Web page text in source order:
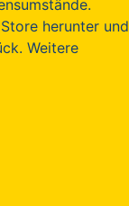
herunter und
Weitere